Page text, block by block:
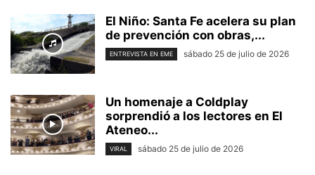
El Niño: Santa Fe acelera su plan
de prevención con obras,...
ENTREVISTA EN EME sábado 25 de julio de 2026
Un homenaje a Coldplay
sorprendió a los lectores en El
Ateneo...
VIRAL sábado 25 de julio de 2026